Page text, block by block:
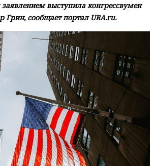
выступила конгрессвумен
сообщает портал URA.ru.